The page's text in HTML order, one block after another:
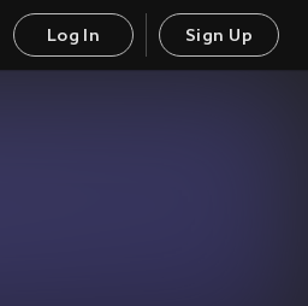
Log In Sign Up